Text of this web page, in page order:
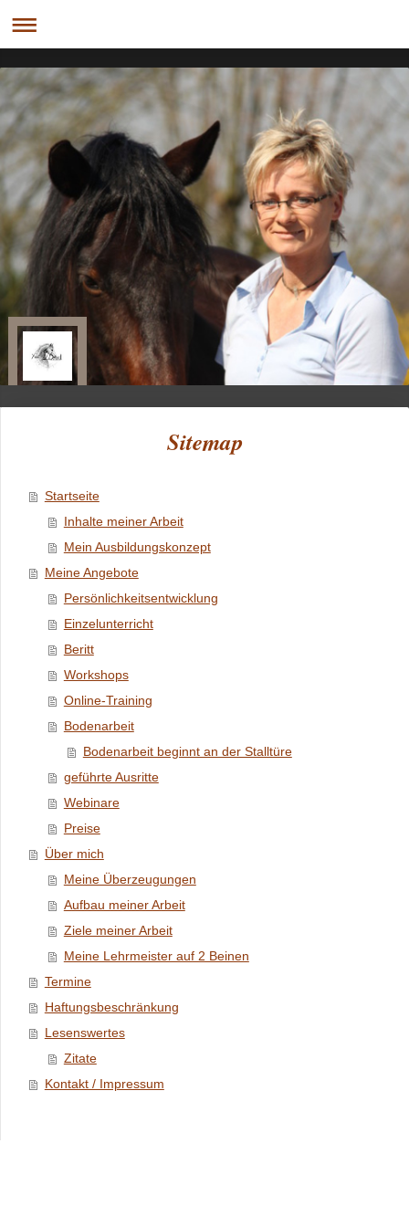
Sitemap
Startseite
Inhalte meiner Arbeit
Mein Ausbildungskonzept
Meine Angebote
Persönlichkeitsentwicklung
Einzelunterricht
Beritt
Workshops
Online-Training
Bodenarbeit
Bodenarbeit beginnt an der Stalltüre
geführte Ausritte
Webinare
Preise
Über mich
Meine Überzeugungen
Aufbau meiner Arbeit
Ziele meiner Arbeit
Meine Lehrmeister auf 2 Beinen
Termine
Haftungsbeschränkung
Lesenswertes
Zitate
Kontakt / Impressum